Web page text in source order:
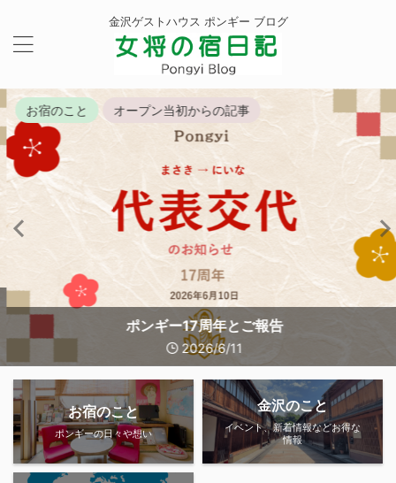
金沢ゲストハウス ポンギー ブログ
お宿のこと オープン当初からの記事
ポンギー17周年とご報告
2026/6/11
お宿のこと
ポンギーの日々や想い
金沢のこと
イベント、新着情報などお得な
情報